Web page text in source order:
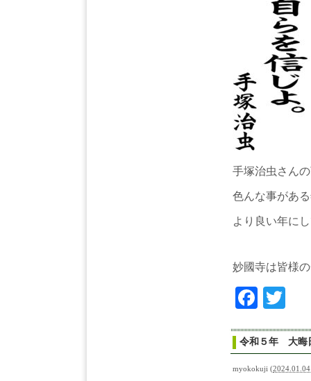
手塚治虫さん
色んな事があ
より良い年に
妙國寺は皆様
令和５年 大
myokokuji (